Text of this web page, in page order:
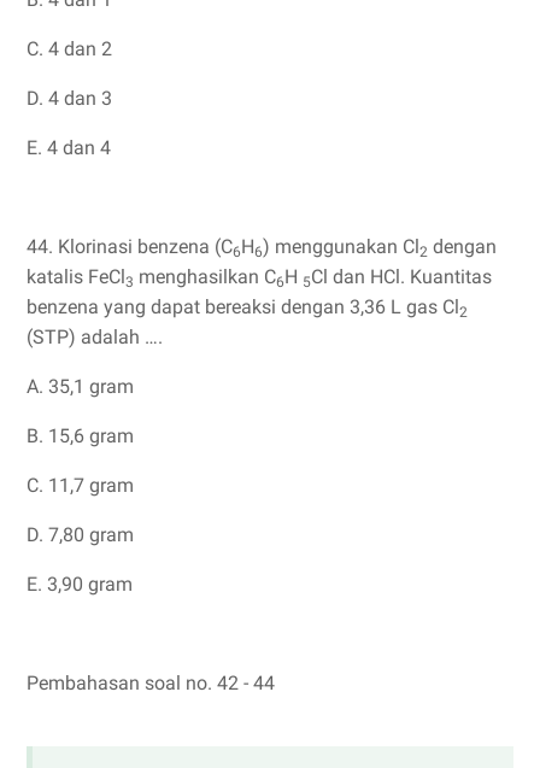
C. 4 dan 2
D. 4 dan 3
E. 4 dan 4
44. Klorinasi benzena (C6H6) menggunakan Cl2 dengan
katalis FeCl3 menghasilkan C6H 5Cl dan HCl. Kuantitas
benzena yang dapat bereaksi dengan 3,36 L gas Cl2
(STP) adalah ….
A. 35,1 gram
B. 15,6 gram
C. 11,7 gram
D. 7,80 gram
E. 3,90 gram
Pembahasan soal no. 42 - 44